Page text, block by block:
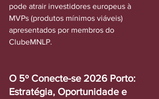
pode atrair investidores europeus à
MVPs (produtos mínimos viáveis)
apresentados por membros do
ClubeMNLP.
O 5º Conecte-se 2026 Porto:
Estratégia, Oportunidade e